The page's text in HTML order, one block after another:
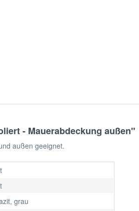
- Mauerabdeckung außen"
außen geeignet.
grau